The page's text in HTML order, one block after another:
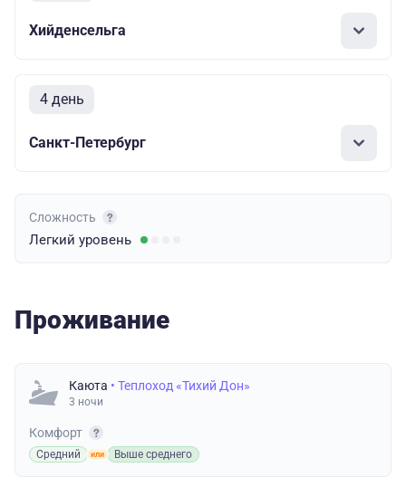
Хийденсельга
4 день
Санкт-Петербург
Сложность
Легкий уровень
Проживание
Каюта • Теплоход «Тихий Дон»
3 ночи
Комфорт
Средний Выше среднего